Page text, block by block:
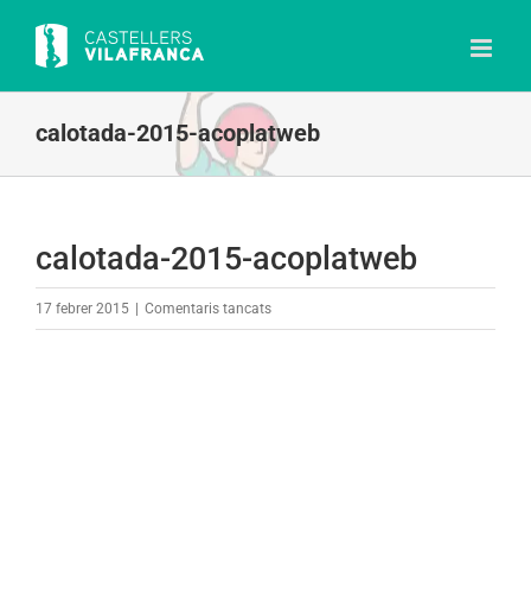
content
calotada-2015-acoplatweb
calotada-2015-acoplatweb
17 febrer 2015 Comentaris tancatsa